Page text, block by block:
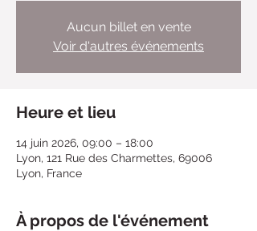
Aucun billet en vente
Voir d'autres événements
Heure et lieu
14 juin 2026, 09:00 – 18:00
Lyon, 121 Rue des Charmettes, 69006
Lyon, France
À propos de l'événement